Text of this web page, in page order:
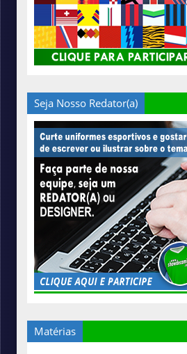
Seja Nosso Redator(a)
Matérias